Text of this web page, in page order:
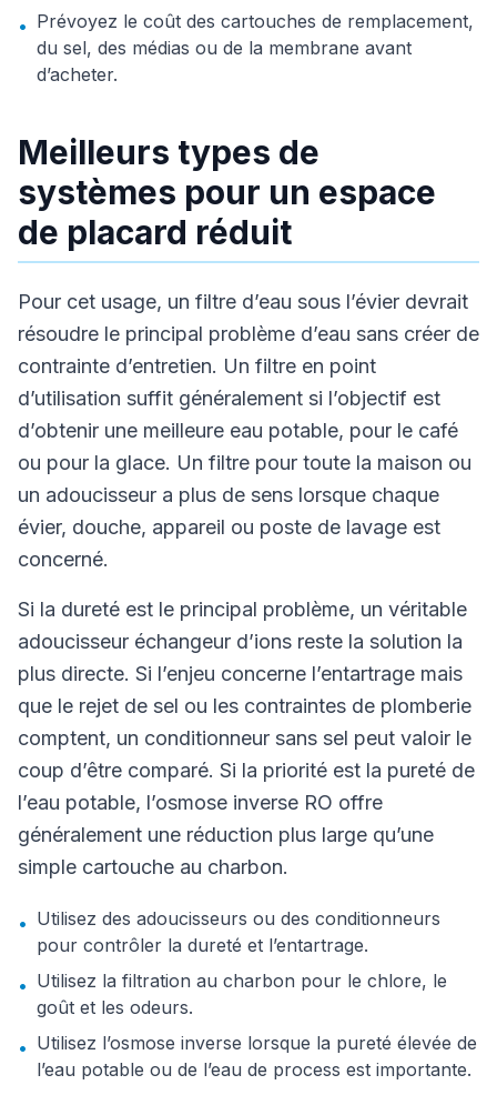
• Prévoyez le coût des cartouches de remplacement,
du sel, des médias ou de la membrane avant
d’acheter.
Meilleurs types de
systèmes pour un espace
de placard réduit
Pour cet usage, un filtre d’eau sous l’évier devrait
résoudre le principal problème d’eau sans créer de
contrainte d’entretien. Un filtre en point
d’utilisation suffit généralement si l’objectif est
d’obtenir une meilleure eau potable, pour le café
ou pour la glace. Un filtre pour toute la maison ou
un adoucisseur a plus de sens lorsque chaque
évier, douche, appareil ou poste de lavage est
concerné.
Si la dureté est le principal problème, un véritable
adoucisseur échangeur d’ions reste la solution la
plus directe. Si l’enjeu concerne l’entartrage mais
que le rejet de sel ou les contraintes de plomberie
comptent, un conditionneur sans sel peut valoir le
coup d’être comparé. Si la priorité est la pureté de
l’eau potable, l’osmose inverse RO offre
généralement une réduction plus large qu’une
simple cartouche au charbon.
• Utilisez des adoucisseurs ou des conditionneurs
pour contrôler la dureté et l’entartrage.
• Utilisez la filtration au charbon pour le chlore, le
goût et les odeurs.
• Utilisez l’osmose inverse lorsque la pureté élevée de
l’eau potable ou de l’eau de process est importante.